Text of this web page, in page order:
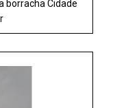
borracha Cidade